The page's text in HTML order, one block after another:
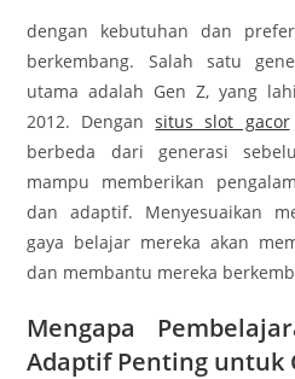
dengan kebutuhan dan
berkembang. Salah satu
utama adalah Gen Z, yang
2012. Dengansitus slot gacor
berbeda dari generasi
mampu memberikan
dan adaptif. Menyesuaikan
gaya belajar mereka akan
dan membantu mereka
Mengapa
Adaptif Penting untuk